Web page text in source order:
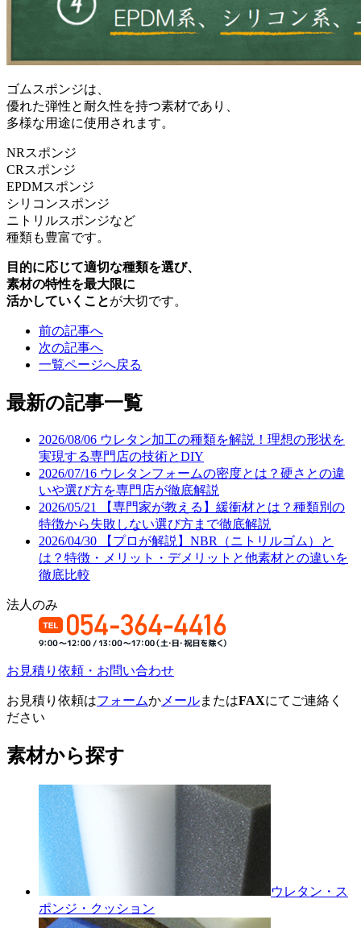
ゴムスポンジは、
優れた弾性と耐久性を持つ素材であり、
多様な用途に使用されます。
NRスポンジ
CRスポンジ
EPDMスポンジ
シリコンスポンジ
ニトリルスポンジなど
種類も豊富です。
目的に応じて適切な種類を選び、
素材の特性を最大限に
活かしていくことが大切です。
前の記事へ
次の記事へ
一覧ページへ戻る
最新の記事一覧
2026/08/06 ウレタン加工の種類を解説！理想の形状を
実現する専門店の技術とDIY
2026/07/16 ウレタンフォームの密度とは？硬さとの違
いや選び方を専門店が徹底解説
2026/05/21
【専門家が教える】緩衝材とは？種類別の
特徴から失敗しない選び方まで徹底解説
2026/04/30
【プロが解説】NBR（ニトリルゴム）と
は？特徴・メリット・デメリットと他素材との違いを
徹底比較
法人のみ
お見積り依頼・お問い合わせ
お見積り依頼はフォームか メールまたはFAXにてご連絡く
ださい
素材から探す
ウレタン・ス
ポンジ・クッション